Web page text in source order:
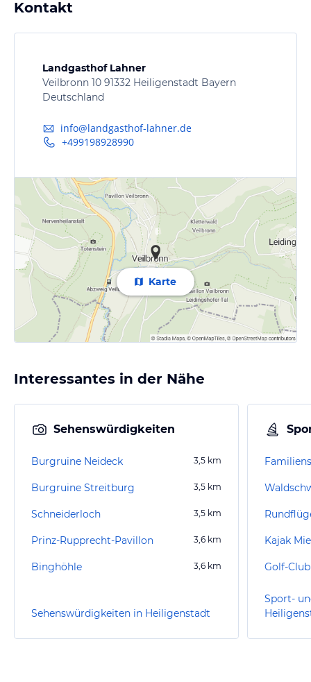
Kontakt
Landgasthof Lahner
Veilbronn 10 91332 Heiligenstadt Bayern
Deutschland
info@landgasthof-lahner.de
+499198928990
Karte
Interessantes in der Nähe
Sehenswürdigkeiten
Burgruine Neideck 3,5 km
Burgruine Streitburg 3,5 km
Schneiderloch 3,5 km
Prinz-Rupprecht-Pavillon 3,6 km
Binghöhle 3,6 km
Sehenswürdigkeiten in Heiligenstadt
Sport-